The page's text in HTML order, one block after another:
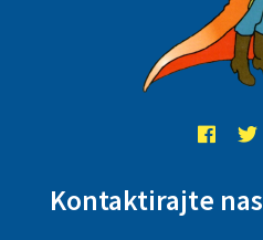
Kontaktirajte nas